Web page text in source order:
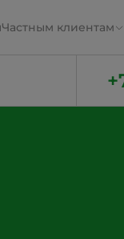
Частным клиентам